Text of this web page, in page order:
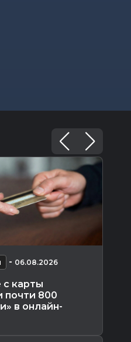
- 06.08.2026
с карты
почти 800
в онлайн-